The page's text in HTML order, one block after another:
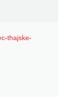
thajske-